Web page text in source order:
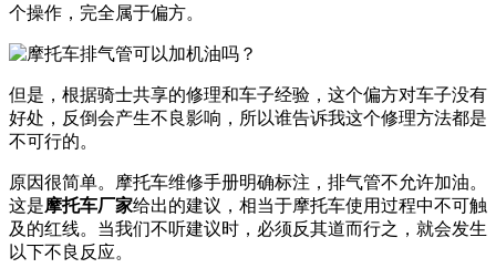
个操作，完全属于偏方。
但是，根据骑士共享的修理和车子经验，这个偏方对车子没有
好处，反倒会产生不良影响，所以谁告诉我这个修理方法都是
不可行的。
原因很简单。摩托车维修手册明确标注，排气管不允许加油。
这是摩托车厂家给出的建议，相当于摩托车使用过程中不可触
及的红线。当我们不听建议时，必须反其道而行之，就会发生
以下不良反应。